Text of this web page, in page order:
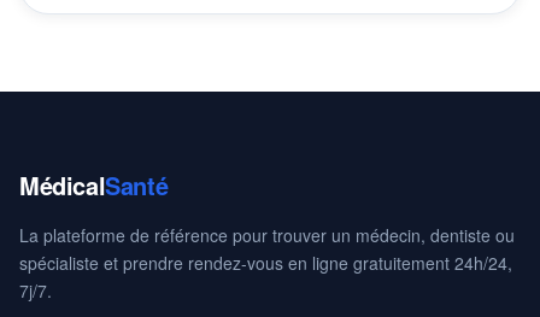
MédicalSanté
La plateforme de référence pour trouver un médecin, dentiste ou
spécialiste et prendre rendez-vous en ligne gratuitement 24h/24,
7j/7.